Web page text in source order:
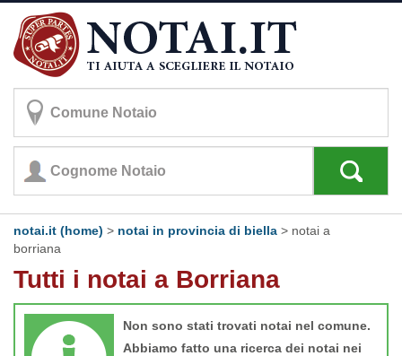
notai.it (home) > notai in provincia di biella > notai a
borriana
Tutti i notai a Borriana
Non sono stati trovati notai nel comune.
Abbiamo fatto una ricerca dei notai nei